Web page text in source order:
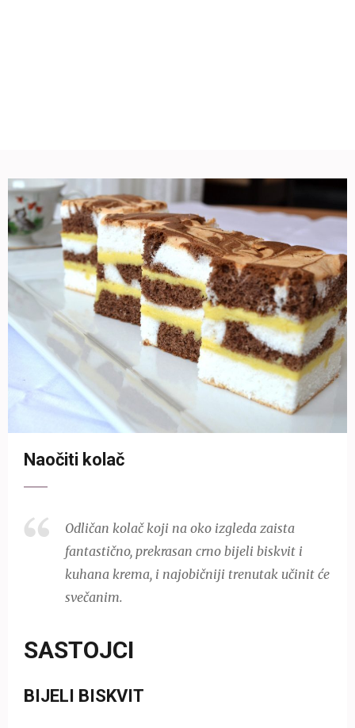
Naočiti kolač
Odličan kolač koji na oko izgleda zaista
fantastično, prekrasan crno bijeli biskvit i
kuhana krema, i najobičniji trenutak učinit će
svečanim.
SASTOJCI
BIJELI BISKVIT